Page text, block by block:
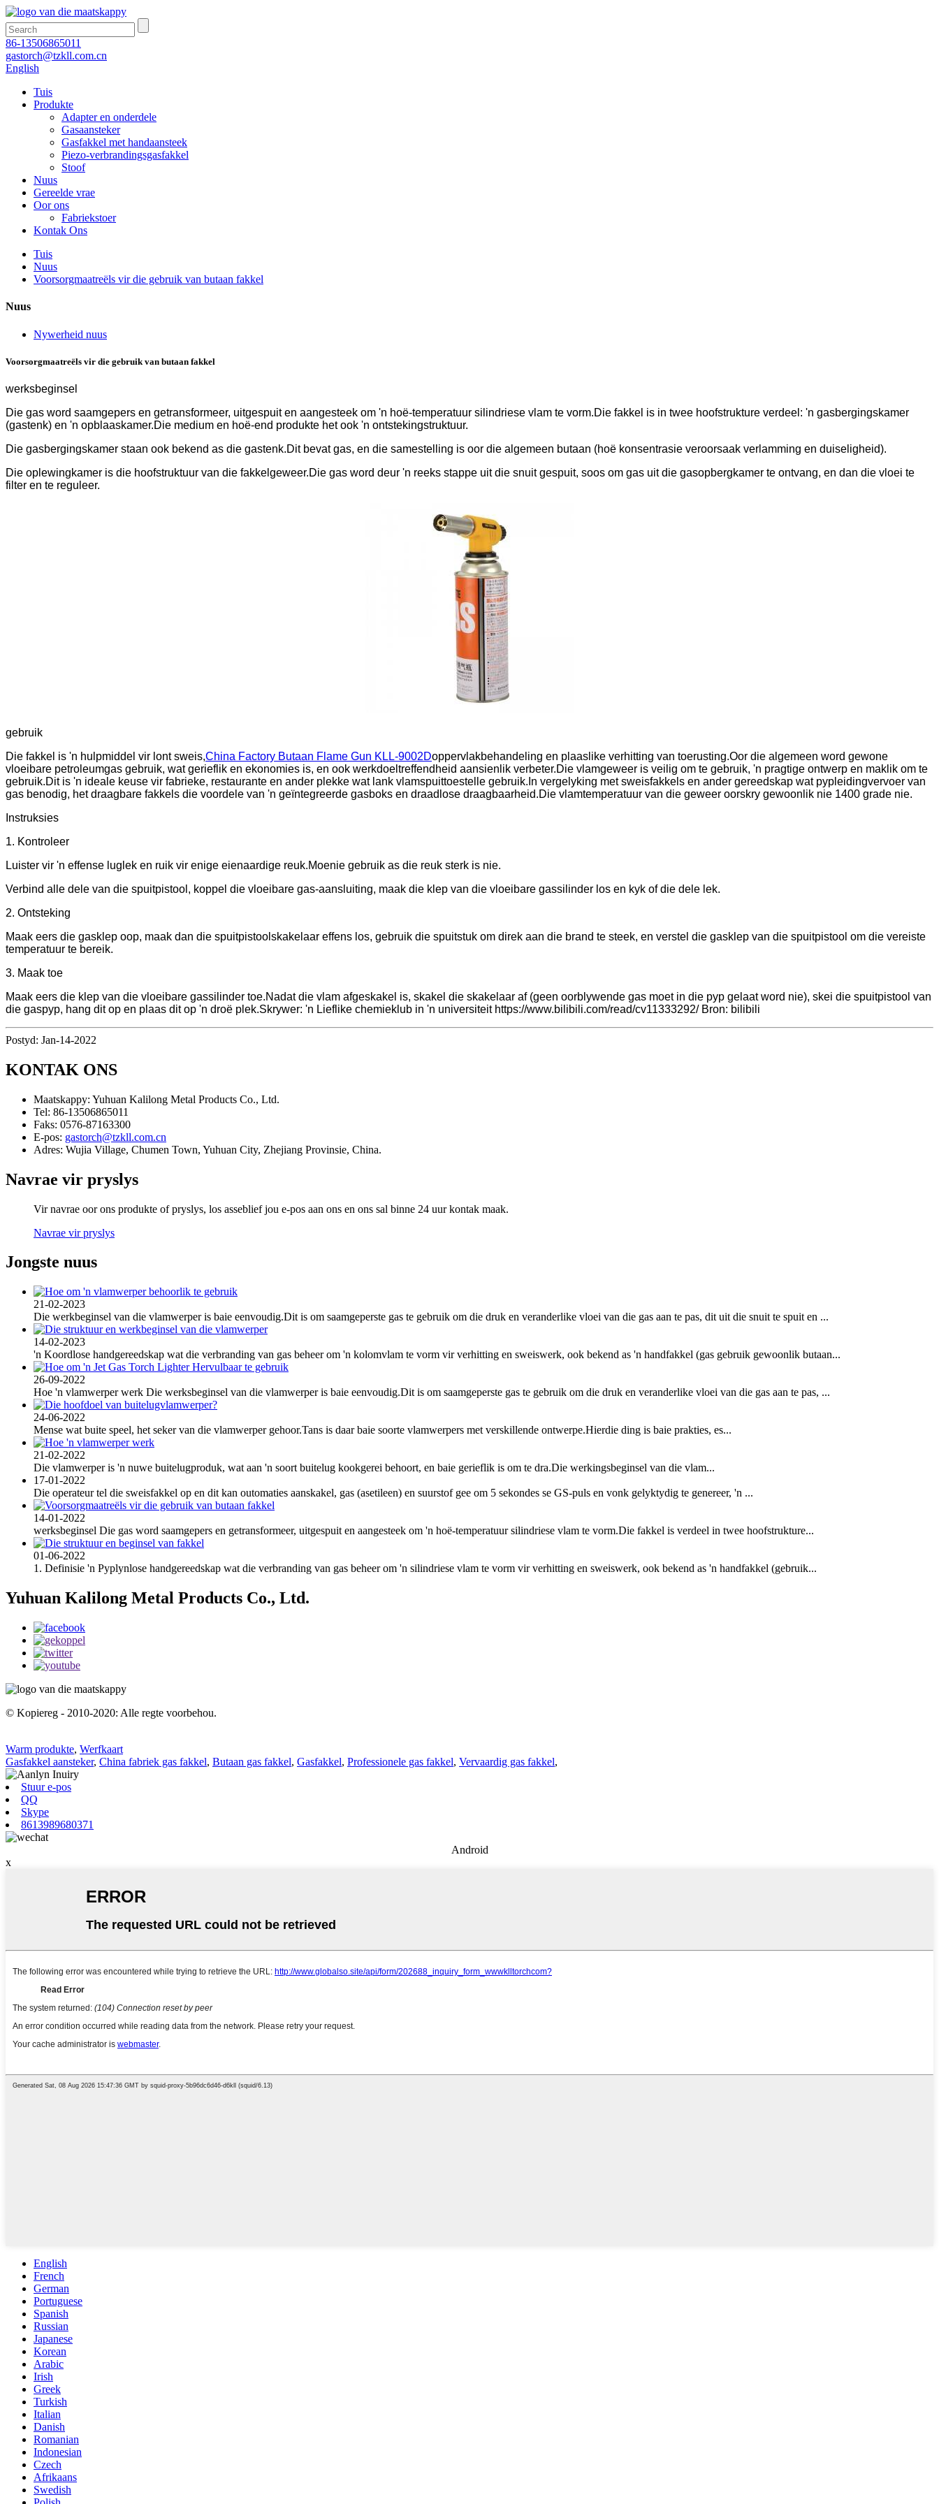
86-13506865011
gastorch@tzkll.com.cn
English
Tuis
Produkte
Adapter en onderdele
Gasaansteker
Gasfakkel met handaansteek
Piezo-verbrandingsgasfakkel
Stoof
Nuus
Gereelde vrae
Oor ons
Fabriekstoer
Kontak Ons
Tuis
Nuus
Voorsorgmaatreëls vir die gebruik van butaan fakkel
Nuus
Nywerheid nuus
Voorsorgmaatreëls vir die gebruik van butaan fakkel
werksbeginsel
Die gas word saamgepers en getransformeer, uitgespuit en aangesteek om 'n hoë-temperatuur silindriese vlam te vorm.Die fakkel is in twee hoofstrukture verdeel: 'n gasbergingskamer
(gastenk) en 'n opblaaskamer.Die medium en hoë-end produkte het ook 'n ontstekingstruktuur.
Die gasbergingskamer staan ​​ook bekend as die gastenk.Dit bevat gas, en die samestelling is oor die algemeen butaan (hoë konsentrasie veroorsaak verlamming en duiseligheid).
Die oplewingkamer is die hoofstruktuur van die fakkelgeweer.Die gas word deur 'n reeks stappe uit die snuit gespuit, soos om gas uit die gasopbergkamer te ontvang, en dan die vloei te
filter en te reguleer.
gebruik
Die fakkel is 'n hulpmiddel vir lont sweis,China Factory Butaan Flame Gun KLL-9002Doppervlakbehandeling en plaaslike verhitting van toerusting.Oor die algemeen word gewone
vloeibare petroleumgas gebruik, wat gerieflik en ekonomies is, en ook werkdoeltreffendheid aansienlik verbeter.Die vlamgeweer is veilig om te gebruik, 'n pragtige ontwerp en maklik om te
gebruik.Dit is 'n ideale keuse vir fabrieke, restaurante en ander plekke wat lank vlamspuittoestelle gebruik.In vergelyking met sweisfakkels en ander gereedskap wat pypleidingvervoer van
gas benodig, het draagbare fakkels die voordele van 'n geïntegreerde gasboks en draadlose draagbaarheid.Die vlamtemperatuur van die geweer oorskry gewoonlik nie 1400 grade nie.
Instruksies
1. Kontroleer
Luister vir 'n effense luglek en ruik vir enige eienaardige reuk.Moenie gebruik as die reuk sterk is nie.
Verbind alle dele van die spuitpistool, koppel die vloeibare gas-aansluiting, maak die klep van die vloeibare gassilinder los en kyk of die dele lek.
2. Ontsteking
Maak eers die gasklep oop, maak dan die spuitpistoolskakelaar effens los, gebruik die spuitstuk om direk aan die brand te steek, en verstel die gasklep van die spuitpistool om die vereiste
temperatuur te bereik.
3. Maak toe
Maak eers die klep van die vloeibare gassilinder toe.Nadat die vlam afgeskakel is, skakel die skakelaar af (geen oorblywende gas moet in die pyp gelaat word nie), skei die spuitpistool van
die gaspyp, hang dit op en plaas dit op 'n droë plek.Skrywer: 'n Lieflike chemieklub in 'n universiteit https://www.bilibili.com/read/cv11333292/ Bron: bilibili
Postyd: Jan-14-2022
KONTAK ONS
Maatskappy: Yuhuan Kalilong Metal Products Co., Ltd.
Tel: 86-13506865011
Faks: 0576-87163300
E-pos: gastorch@tzkll.com.cn
Adres: Wujia Village, Chumen Town, Yuhuan City, Zhejiang Provinsie, China.
Navrae vir pryslys
Vir navrae oor ons produkte of pryslys, los asseblief jou e-pos aan ons en ons sal binne 24 uur kontak maak.
Navrae vir pryslys
Jongste nuus
21-02-2023
Die werkbeginsel van die vlamwerper is baie eenvoudig.Dit is om saamgeperste gas te gebruik om die druk en veranderlike vloei van die gas aan te pas, dit uit die snuit te spuit en ...
14-02-2023
'n Koordlose handgereedskap wat die verbranding van gas beheer om 'n kolomvlam te vorm vir verhitting en sweiswerk, ook bekend as 'n handfakkel (gas gebruik gewoonlik butaan...
26-09-2022
Hoe 'n vlamwerper werk Die werksbeginsel van die vlamwerper is baie eenvoudig.Dit is om saamgeperste gas te gebruik om die druk en veranderlike vloei van die gas aan te pas, ...
24-06-2022
Mense wat buite speel, het seker van die vlamwerper gehoor.Tans is daar baie soorte vlamwerpers met verskillende ontwerpe.Hierdie ding is baie prakties, es...
21-02-2022
Die vlamwerper is 'n nuwe buitelugproduk, wat aan 'n soort buitelug kookgerei behoort, en baie gerieflik is om te dra.Die werkingsbeginsel van die vlam...
17-01-2022
Die operateur tel die sweisfakkel op en dit kan outomaties aanskakel, gas (asetileen) en suurstof gee om 5 sekondes se GS-puls en vonk gelyktydig te genereer, 'n ...
14-01-2022
werksbeginsel Die gas word saamgepers en getransformeer, uitgespuit en aangesteek om 'n hoë-temperatuur silindriese vlam te vorm.Die fakkel is verdeel in twee hoofstrukture...
01-06-2022
1. Definisie 'n Pyplynlose handgereedskap wat die verbranding van gas beheer om 'n silindriese vlam te vorm vir verhitting en sweiswerk, ook bekend as 'n handfakkel (gebruik...
Yuhuan Kalilong Metal Products Co., Ltd.
© Kopiereg - 2010-2020: Alle regte voorbehou.
Warm produkte, Werfkaart
Gasfakkel aansteker, China fabriek gas fakkel, Butaan gas fakkel, Gasfakkel, Professionele gas fakkel, Vervaardig gas fakkel,
Stuur e-pos
QQ
Skype
8613989680371
Android
x
English
French
German
Portuguese
Spanish
Russian
Japanese
Korean
Arabic
Irish
Greek
Turkish
Italian
Danish
Romanian
Indonesian
Czech
Afrikaans
Swedish